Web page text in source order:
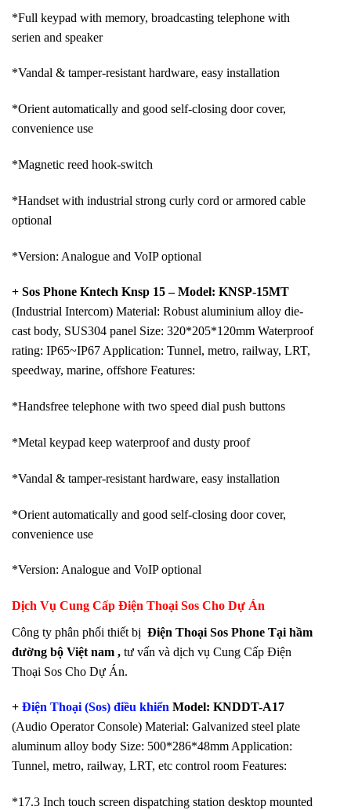
*Full keypad with memory, broadcasting telephone with
serien and speaker
*Vandal & tamper-resistant hardware, easy installation
*Orient automatically and good self-closing door cover,
convenience use
*Magnetic reed hook-switch
*Handset with industrial strong curly cord or armored cable
optional
*Version: Analogue and VoIP optional
+ Sos Phone Kntech Knsp 15 – Model: KNSP-15MT
(Industrial Intercom) Material: Robust aluminium alloy die-
cast body, SUS304 panel Size: 320*205*120mm Waterproof
rating: IP65~IP67 Application: Tunnel, metro, railway, LRT,
speedway, marine, offshore Features:
*Handsfree telephone with two speed dial push buttons
*Metal keypad keep waterproof and dusty proof
*Vandal & tamper-resistant hardware, easy installation
*Orient automatically and good self-closing door cover,
convenience use
*Version: Analogue and VoIP optional
Dịch Vụ Cung Cấp Điện Thoại Sos Cho Dự Án
Công ty phân phối thiết bị Điện Thoại Sos Phone Tại hầm
đường bộ Việt nam , tư vấn và dịch vụ Cung Cấp Điện
Thoại Sos Cho Dự Án.
+ Điện Thoại (Sos) điều khiển Model: KNDDT-A17
(Audio Operator Console) Material: Galvanized steel plate
aluminum alloy body Size: 500*286*48mm Application:
Tunnel, metro, railway, LRT, etc control room Features:
*17.3 Inch touch screen dispatching station desktop mounted